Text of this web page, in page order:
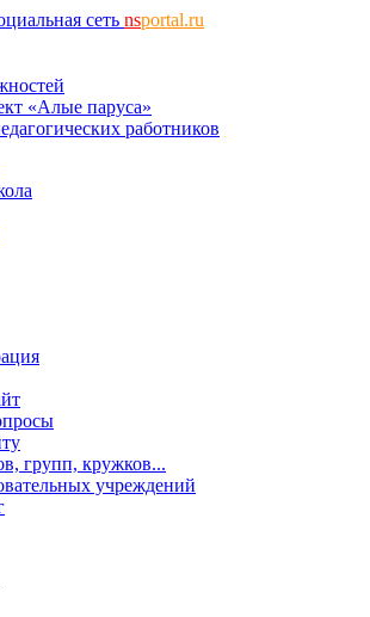
сеть nsportal.ru
«Алые паруса»
работников
групп, кружков...
учреждений